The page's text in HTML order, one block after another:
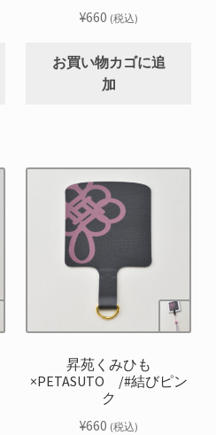
¥660 (税込)
お買い物カゴに追
加
昇苑くみひも
×PETASUTO /#結びピン
ク
¥660 (税込)